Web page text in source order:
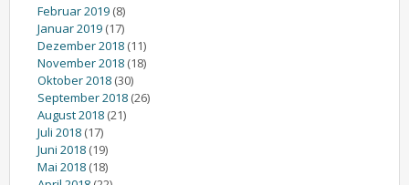
Februar 2019 (8)
Januar 2019 (17)
Dezember 2018 (11)
November 2018 (18)
Oktober 2018 (30)
September 2018 (26)
August 2018 (21)
Juli 2018 (17)
Juni 2018 (19)
Mai 2018 (18)